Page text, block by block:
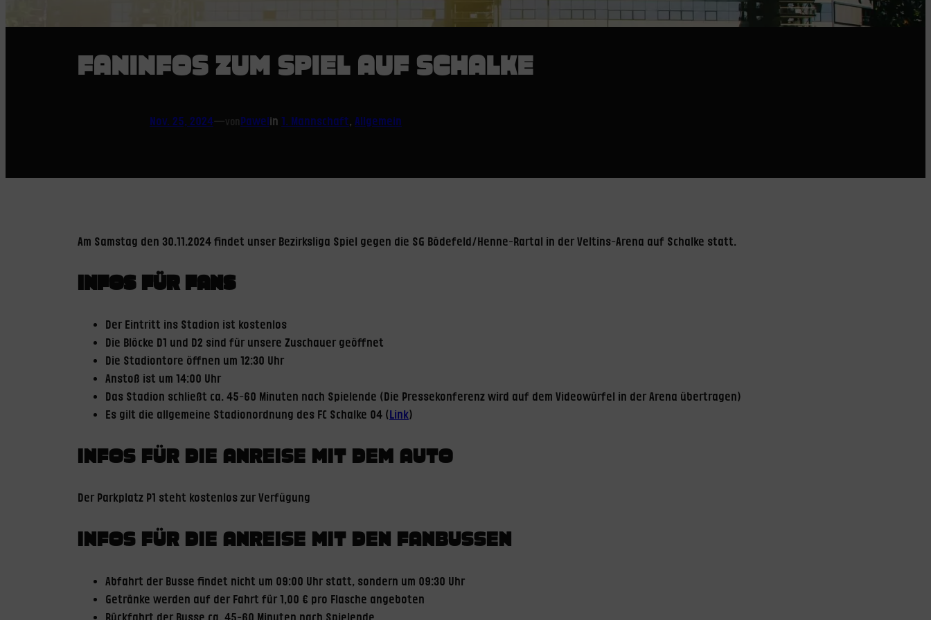
FANINFOS ZUM SPIEL AUF SCHALKE
Nov. 25, 2024—vonPawelin 1. Mannschaft, Allgemein
Am Samstag den 30.11.2024 findet unser Bezirksliga Spiel gegen die SG Bödefeld/Henne-Rartal in der Veltins-Arena auf Schalke statt.
INFOS FÜR FANS
Der Eintritt ins Stadion ist kostenlos
Die Blöcke D1 und D2 sind für unsere Zuschauer geöffnet
Die Stadiontore öffnen um 12:30 Uhr
Anstoß ist um 14:00 Uhr
Das Stadion schließt ca. 45-60 Minuten nach Spielende (Die Pressekonferenz wird auf dem Videowürfel in der Arena übertragen)
Es gilt die allgemeine Stadionordnung des FC Schalke 04 (Link)
INFOS FÜR DIE ANREISE MIT DEM AUTO
Der Parkplatz P1 steht kostenlos zur Verfügung
INFOS FÜR DIE ANREISE MIT DEN FANBUSSEN
Abfahrt der Busse findet nicht um 09:00 Uhr statt, sondern um 09:30 Uhr
Getränke werden auf der Fahrt für 1,00 € pro Flasche angeboten